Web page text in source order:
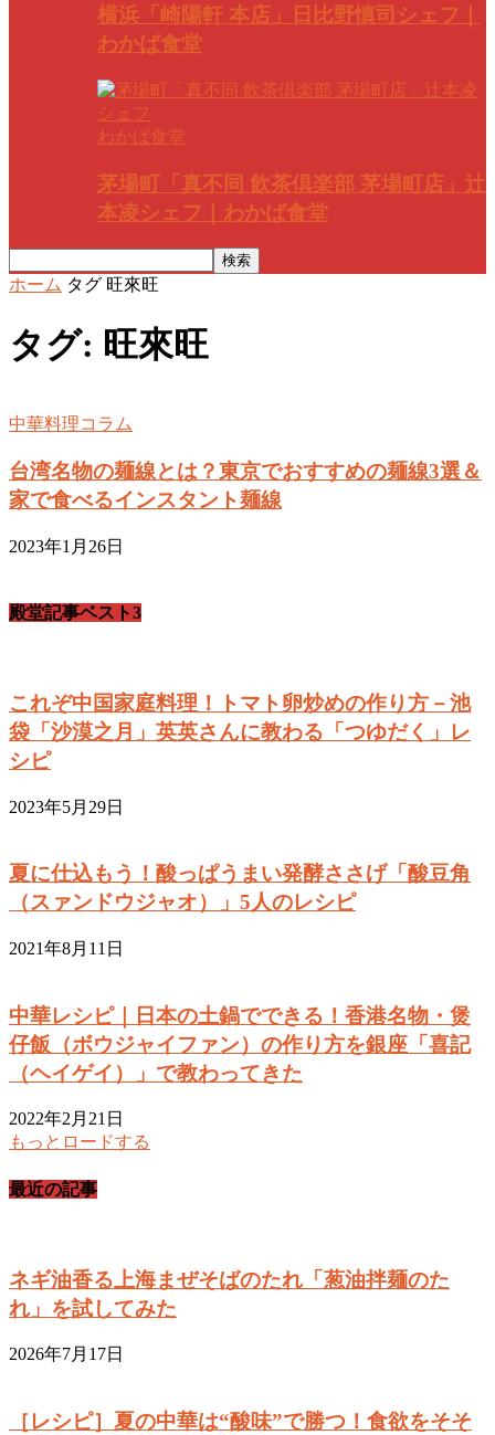
横浜「崎陽軒 本店」日比野慎司シェフ｜
わかば食堂
わかば食堂
茅場町「真不同 飲茶倶楽部 茅場町店」辻
本凌シェフ｜わかば食堂
ホーム タグ 旺來旺
タグ: 旺來旺
中華料理コラム
台湾名物の麺線とは？東京でおすすめの麺線3選＆
家で食べるインスタント麺線
2023年1月26日
殿堂記事ベスト3
これぞ中国家庭料理！トマト卵炒めの作り方－池
袋「沙漠之月」英英さんに教わる「つゆだく」レ
シピ
2023年5月29日
夏に仕込もう！酸っぱうまい発酵ささげ「酸豆角
（スァンドウジャオ）」5人のレシピ
2021年8月11日
中華レシピ｜日本の土鍋でできる！香港名物・煲
仔飯（ボウジャイファン）の作り方を銀座「喜記
（ヘイゲイ）」で教わってきた
2022年2月21日
もっとロードする
最近の記事
ネギ油香る上海まぜそばのたれ「葱油拌麺のた
れ」を試してみた
2026年7月17日
［レシピ］夏の中華は“酸味”で勝つ！食欲をそそ